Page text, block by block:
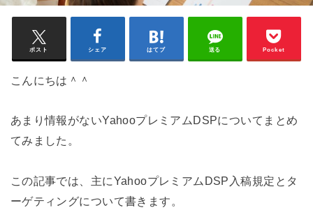
ポスト シェア はてブ 送る Pocket
こんにちは＾＾
あまり情報がないYahooプレミアムDSPについてまとめ
てみました。
この記事では、主にYahooプレミアムDSP入稿規定とタ
ーゲティングについて書きます。